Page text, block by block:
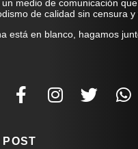
un medio de comunicación
de calidad sin censura y
está en blanco, hagamos
POST